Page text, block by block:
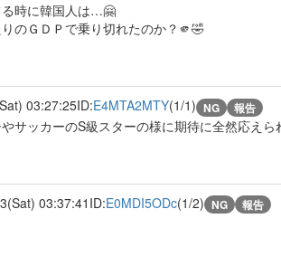
る時に韓国人は…🤗
のＧＤＰで乗り切れたのか？🫵🤣
03:27:25ID:E4MTA2MTY(1/1) NG 報告
サッカーのS級スターの様に期待に全然応えら
03:37:41ID:E0MDI5ODc(1/2) NG 報告